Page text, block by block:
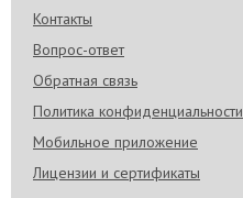
Контакты
Вопрос-ответ
Обратная связь
Политика конфиденциальности
Мобильное приложение
Лицензии и сертификаты